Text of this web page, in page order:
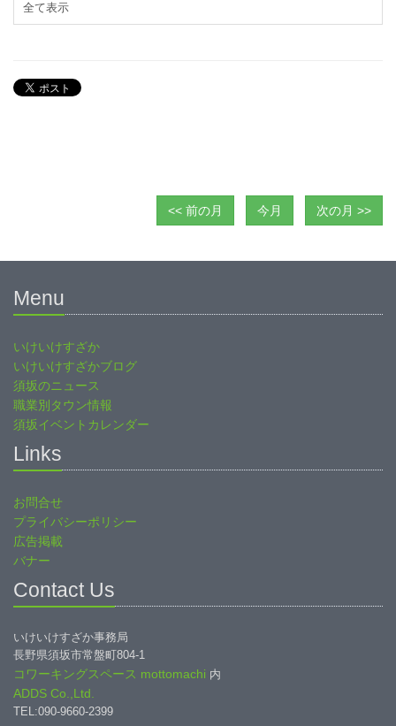
全て表示
<< 前の月 今月 次の月 >>
Menu
いけいけすざか
いけいけすざかブログ
須坂のニュース
職業別タウン情報
須坂イベントカレンダー
Links
お問合せ
プライバシーポリシー
広告掲載
バナー
Contact Us
いけいけすざか事務局
長野県須坂市常盤町804-1
コワーキングスペース mottomachi 内
ADDS Co.,Ltd.
TEL:090-9660-2399